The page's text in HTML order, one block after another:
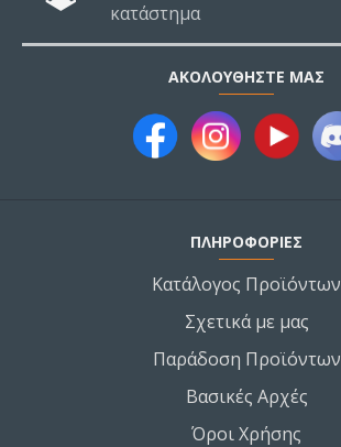
κατάστημα
ΑΚΟΛΟΥΘΉΣΤΕ ΜΑΣ
ΠΛΗΡΟΦΟΡΙΕΣ
Κατάλογος Προϊόντων
Σχετικά με μας
Παράδοση Προϊόντων
Βασικές Αρχές
Όροι Χρήσης